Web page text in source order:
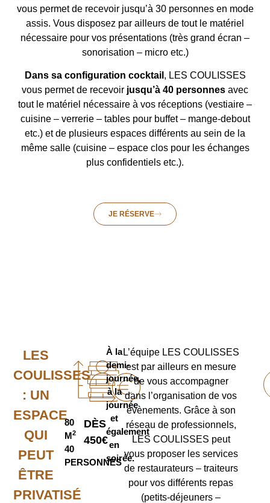
vous permet de recevoir jusqu’à 30 personnes en mode
assis. Vous disposez par ailleurs de tout le matériel
nécessaire pour vos présentations (très grand écran –
sonorisation – micro etc.)
Dans sa configuration cocktail , LES COULISSES
vous permet de recevoir jusqu’à 40 personnes avec
tout le matériel nécessaire à vos réceptions (vestiaire –
cuisine – verrerie – tables pour buffet – mange-debout
etc.) et de plusieurs espaces différents au sein de la
même salle (cuisine – espace clos pour les échanges
plus confidentiels etc.).
JE RÉSERVE
LES
COULISSES
: UN
ESPACE
QUI
PEUT
ÊTRE
PRIVATISÉ
80
M2
40
PERSONNES
DÈS
450€
À la
demi-
journée,
à la
journée
et
également
en
soirée.
L’équipe LES COULISSES
est par ailleurs en mesure
de vous accompagner
dans l’organisation de vos
évènements. Grâce à son
réseau de professionnels,
LES COULISSES peut
vous proposer les services
de restaurateurs – traiteurs
pour vos différents repas
(petits-déjeuners –